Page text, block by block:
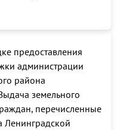
предоставления
администрации
района
земельного
перечисленные
Ленинградской